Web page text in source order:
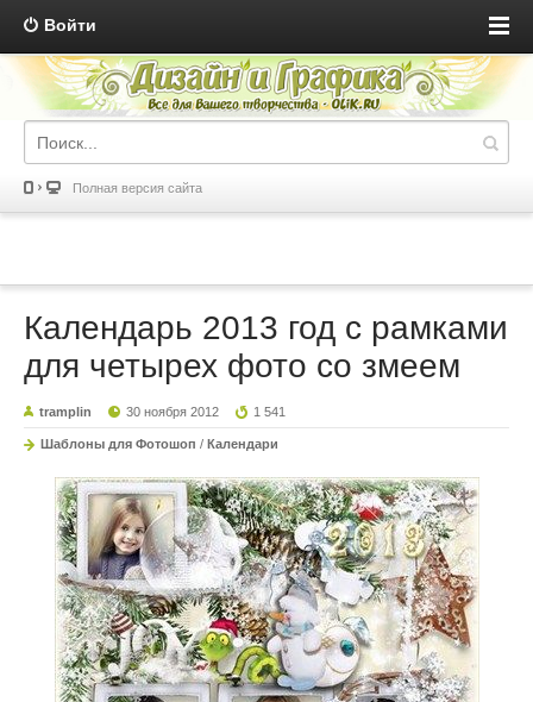
Войти
Полная версия сайта
Календарь 2013 год с рамками
для четырех фото со змеем
tramplin 30 ноября 2012 1 541
Шаблоны для Фотошоп / Календари